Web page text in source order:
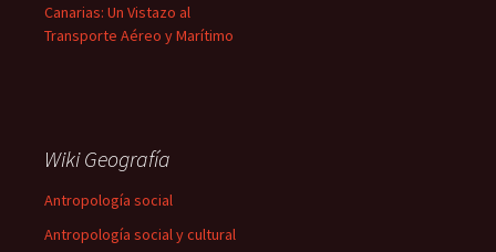
Canarias: Un Vistazo al
Transporte Aéreo y Marítimo
Wiki Geografía
Antropología social
Antropología social y cultural